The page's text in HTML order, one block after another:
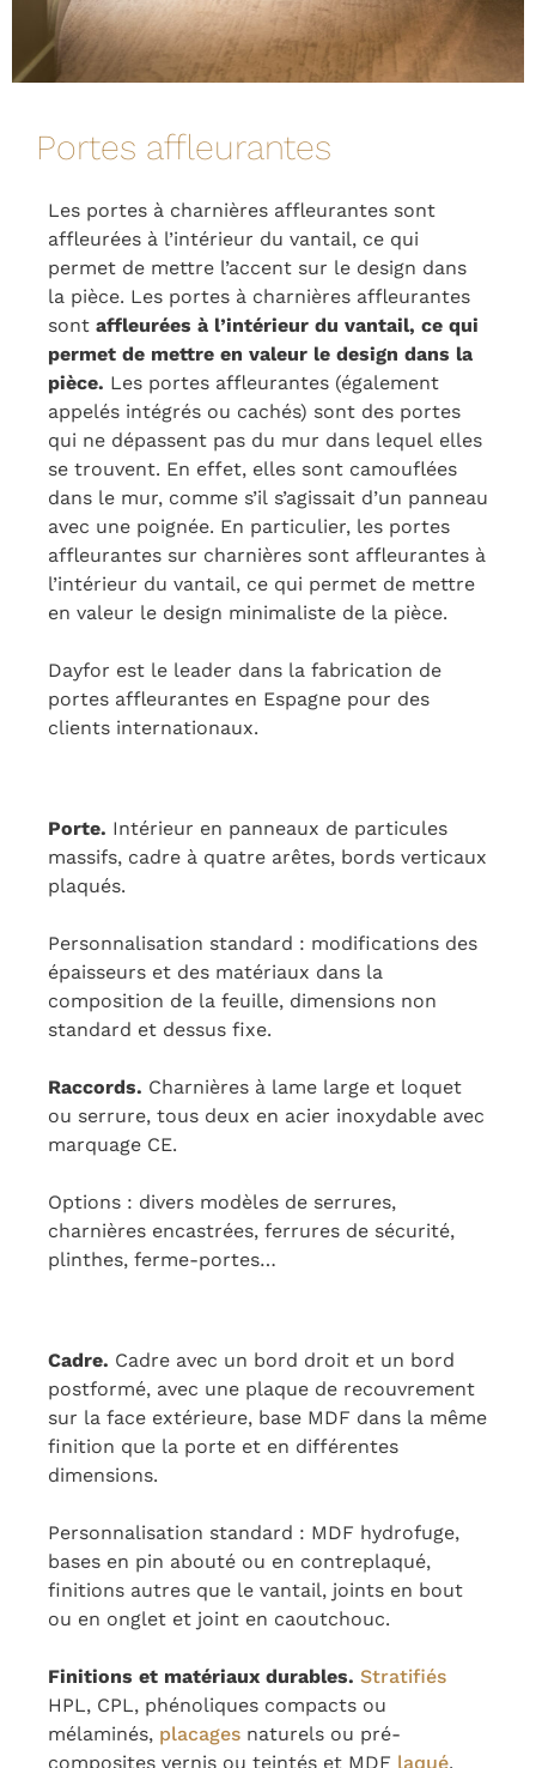
Portes affleurantes
Les portes à charnières affleurantes sont
affleurées à l’intérieur du vantail, ce qui
permet de mettre l’accent sur le design dans
la pièce. Les portes à charnières affleurantes
sont affleurées à l’intérieur du vantail, ce qui
permet de mettre en valeur le design dans la
pièce. Les portes affleurantes (également
appelés intégrés ou cachés) sont des portes
qui ne dépassent pas du mur dans lequel elles
se trouvent. En effet, elles sont camouflées
dans le mur, comme s’il s’agissait d’un panneau
avec une poignée. En particulier, les portes
affleurantes sur charnières sont affleurantes à
l’intérieur du vantail, ce qui permet de mettre
en valeur le design minimaliste de la pièce.
Dayfor est le leader dans la fabrication de
portes affleurantes en Espagne pour des
clients internationaux.
Porte. Intérieur en panneaux de particules
massifs, cadre à quatre arêtes, bords verticaux
plaqués.
Personnalisation standard : modifications des
épaisseurs et des matériaux dans la
composition de la feuille, dimensions non
standard et dessus fixe.
Raccords. Charnières à lame large et loquet
ou serrure, tous deux en acier inoxydable avec
marquage CE.
Options : divers modèles de serrures,
charnières encastrées, ferrures de sécurité,
plinthes, ferme-portes…
Cadre. Cadre avec un bord droit et un bord
postformé, avec une plaque de recouvrement
sur la face extérieure, base MDF dans la même
finition que la porte et en différentes
dimensions.
Personnalisation standard : MDF hydrofuge,
bases en pin abouté ou en contreplaqué,
finitions autres que le vantail, joints en bout
ou en onglet et joint en caoutchouc.
Finitions et matériaux durables. Stratifiés
HPL, CPL, phénoliques compacts ou
mélaminés, placages naturels ou pré-
composites vernis ou teintés et MDF laqué.